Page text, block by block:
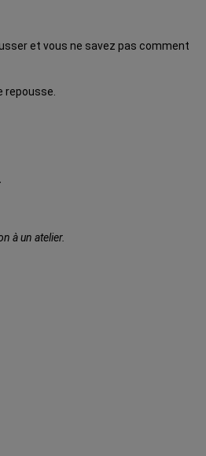
et vous ne savez pas comment
repousse.
à un atelier.